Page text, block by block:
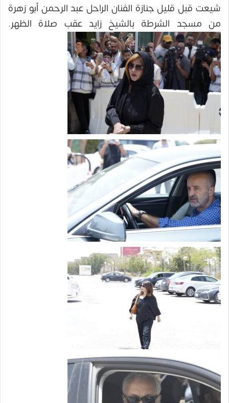
شيعت قبل قليل جنازة الفنان الراحل عبد الرحمن أبو زهرة
من مسجد الشرطة بالشيخ زايد عقب صلاة الظهر.